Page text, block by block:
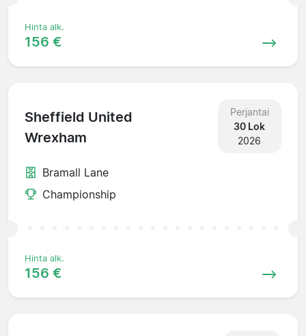
Hinta alk.
156 €
Sheffield United
Wrexham
Perjantai
30 Lok
2026
Bramall Lane
Championship
Hinta alk.
156 €